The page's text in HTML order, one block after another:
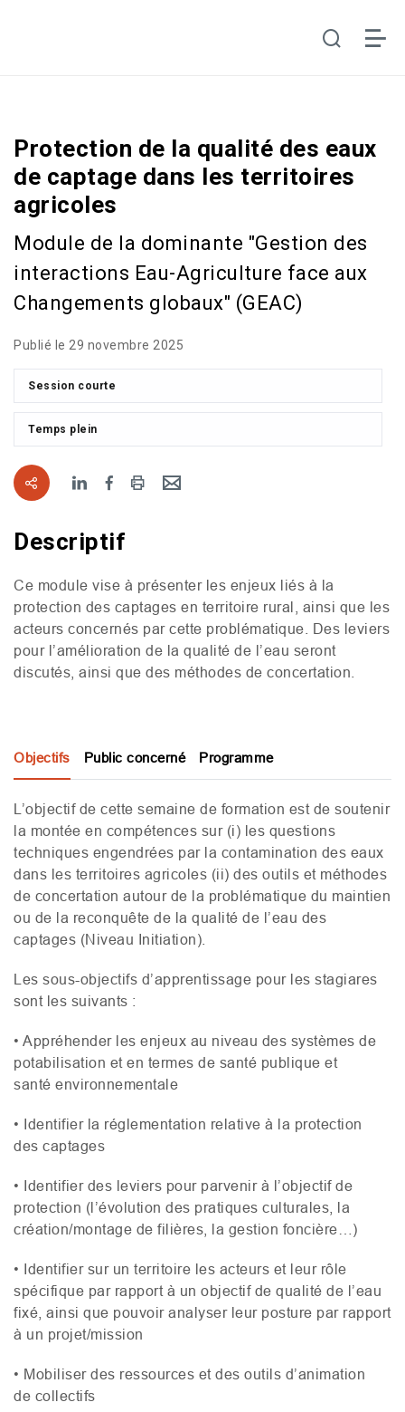
Protection de la qualité des eaux
de captage dans les territoires
agricoles
Module de la dominante "Gestion des
interactions Eau-Agriculture face aux
Changements globaux" (GEAC)
Publié le 29 novembre 2025
Session courte
Temps plein
Descriptif
Ce module vise à présenter les enjeux liés à la
protection des captages en territoire rural, ainsi que les
acteurs concernés par cette problématique. Des leviers
pour l’amélioration de la qualité de l’eau seront
discutés, ainsi que des méthodes de concertation.
Objectifs Public concerné Programme
L’objectif de cette semaine de formation est de soutenir
la montée en compétences sur (i) les questions
techniques engendrées par la contamination des eaux
dans les territoires agricoles (ii) des outils et méthodes
de concertation autour de la problématique du maintien
ou de la reconquête de la qualité de l’eau des
captages (Niveau Initiation).
Les sous-objectifs d’apprentissage pour les stagiares
sont les suivants :
• Appréhender les enjeux au niveau des systèmes de
potabilisation et en termes de santé publique et
santé environnementale
• Identifier la réglementation relative à la protection
des captages
• Identifier des leviers pour parvenir à l’objectif de
protection (l’évolution des pratiques culturales, la
création/montage de filières, la gestion foncière…)
• Identifier sur un territoire les acteurs et leur rôle
spécifique par rapport à un objectif de qualité de l’eau
fixé, ainsi que pouvoir analyser leur posture par rapport
à un projet/mission
• Mobiliser des ressources et des outils d’animation
de collectifs